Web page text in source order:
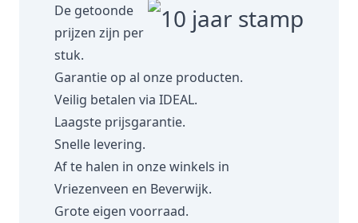
De getoonde
prijzen zijn per
stuk.
Garantie op al onze producten.
Veilig betalen via IDEAL.
Laagste prijsgarantie.
Snelle levering.
Af te halen in onze winkels in
Vriezenveen en Beverwijk.
Grote eigen voorraad.